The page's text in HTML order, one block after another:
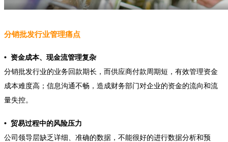
分销批发行业管理痛点
• 资金成本、现金流管理复杂
分销批发行业的业务回款期长，而供应商付款周期短，有效管理资金
成本难度高；信息沟通不畅，造成财务部门对企业的资金的流向和流
量失控。
• 贸易过程中的风险压力
公司领导层缺乏详细、准确的数据，不能很好的进行数据分析和预